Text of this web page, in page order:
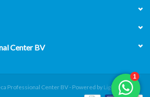
Center BV
Professional Center BV - Powered by Lightspeed